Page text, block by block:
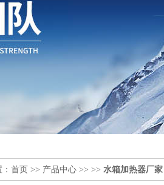
首页 >> 产品中心 >> >> 水箱加热器厂家